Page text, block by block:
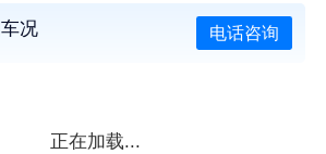
况 电话咨询
正在加载...